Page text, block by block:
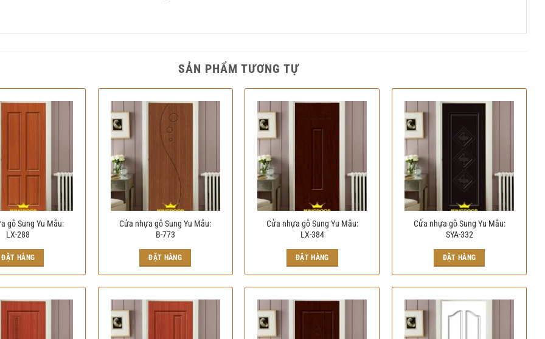
SẢN PHẨM TƯƠNG TỰ
gỗ Sung Yu Mẫu:
LX-288
ĐẶT HÀNG
Cửa nhựa gỗ Sung Yu Mẫu:
B-773
ĐẶT HÀNG
Cửa nhựa gỗ Sung Yu Mẫu:
LX-384
ĐẶT HÀNG
Cửa nhựa gỗ Sung Yu Mẫu:
SYA-332
ĐẶT HÀNG